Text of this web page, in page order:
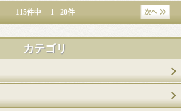
115件中 1 - 20件
カテゴリ